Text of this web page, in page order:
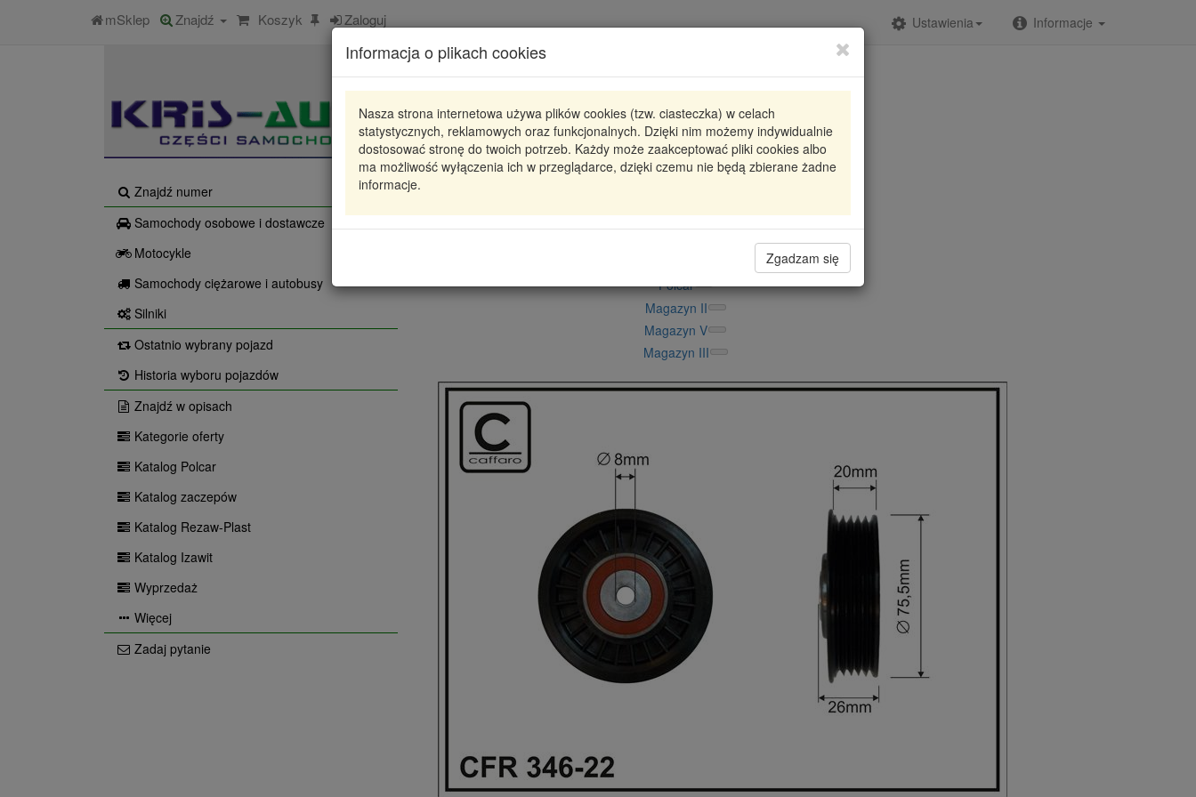
mSklep Znajdź Koszyk Zaloguj Informacje
Ustawienia
Informacja o plikach cookies
Nasza strona internetowa używa plików cookies (tzw. ciasteczka) w celach
statystycznych, reklamowych oraz funkcjonalnych. Dzięki nim możemy indywidualnie
dostosować stronę do twoich potrzeb. Każdy może zaakceptować pliki cookies albo
ma możliwość wyłączenia ich w przeglądarce, dzięki czemu nie będą zbierane żadne
informacje.
Zgadzam się
Znajdź numer
Samochody osobowe i dostawcze
Motocykle
Samochody ciężarowe i autobusy
Silniki
Ostatnio wybrany pojazd
Historia wyboru pojazdów
Znajdź w opisach
Kategorie oferty
Katalog Polcar
Katalog zaczepów
Katalog Rezaw-Plast
Katalog Izawit
Wyprzedaż
Więcej
Zadaj pytanie
Karta produktu
346-22 CAFFARO
RC346-22-ROLKA PASKA 75,5X8X20 PLASTIKOWA 5 PK
p
Dostępność
Polcar
Magazyn II
Magazyn V
Magazyn III